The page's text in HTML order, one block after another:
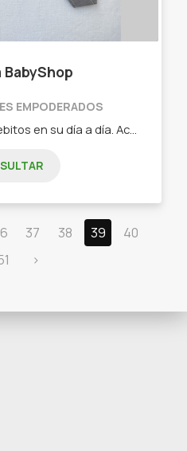
BabyShop
EMPODERADOS
37 38 39
40
›